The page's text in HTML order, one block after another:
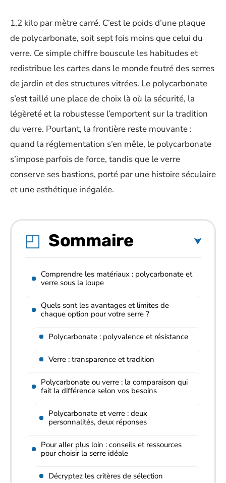
1,2 kilo par mètre carré. C’est le poids d’une plaque
de polycarbonate, soit sept fois moins que celui du
verre. Ce simple chiffre bouscule les habitudes et
redistribue les cartes dans le monde feutré des serres
de jardin et des structures vitrées. Le polycarbonate
s’est taillé une place de choix là où la sécurité, la
légèreté et la robustesse l’emportent sur la tradition
du verre. Pourtant, la frontière reste mouvante :
quand la réglementation s’en mêle, le polycarbonate
s’impose parfois de force, tandis que le verre
conserve ses bastions, porté par une histoire séculaire
et une esthétique inégalée.
Sommaire
Comprendre les matériaux : polycarbonate et
verre sous la loupe
Quels sont les avantages et limites de
chaque option pour votre serre ?
Polycarbonate : polyvalence et résistance
Verre : transparence et tradition
Polycarbonate ou verre : la comparaison qui
fait la différence selon vos besoins
Polycarbonate et verre : deux
personnalités, deux réponses
Pour aller plus loin : conseils et ressources
pour choisir la serre idéale
Décryptez les critères de sélection